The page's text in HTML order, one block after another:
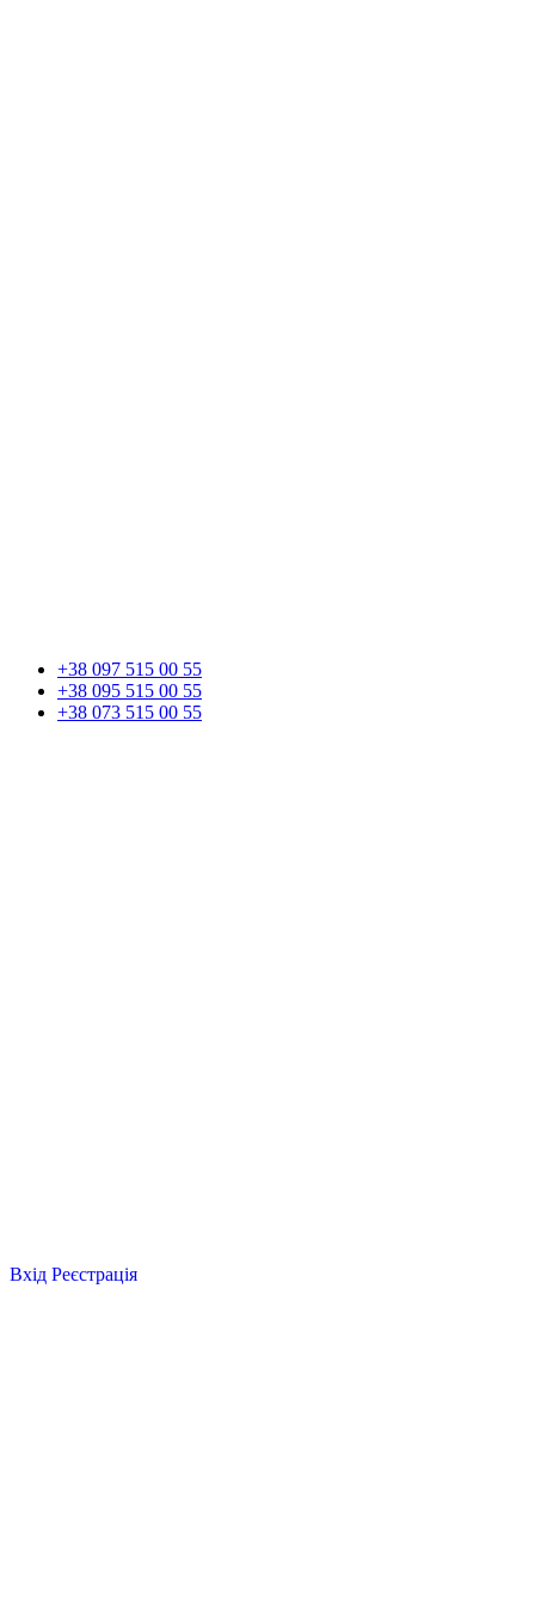
+38 097 515 00 55
+38 095 515 00 55
+38 073 515 00 55
Вхід Реєстрація